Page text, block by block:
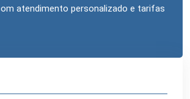
atendimento personalizado e tarifas